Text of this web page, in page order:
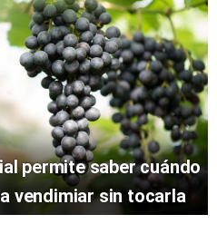
permite saber cuándo
vendimiar sin tocarla